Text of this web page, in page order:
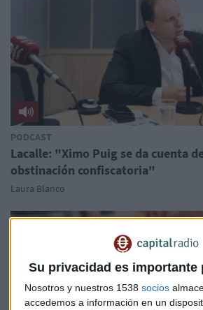
Su privacidad es importante
Nosotros y nuestros 1538 socios
accedemos a información en un
PODCAST
Lacalle: "Ximo Puig se da cuenta
obstinación confiscatoria"
Laura Blanco